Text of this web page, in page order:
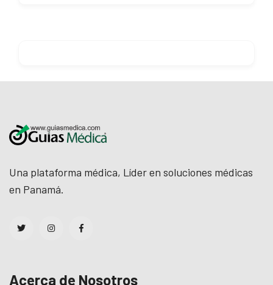
Una plataforma médica, Líder en soluciones médicas
en Panamá.
Acerca de Nosotros